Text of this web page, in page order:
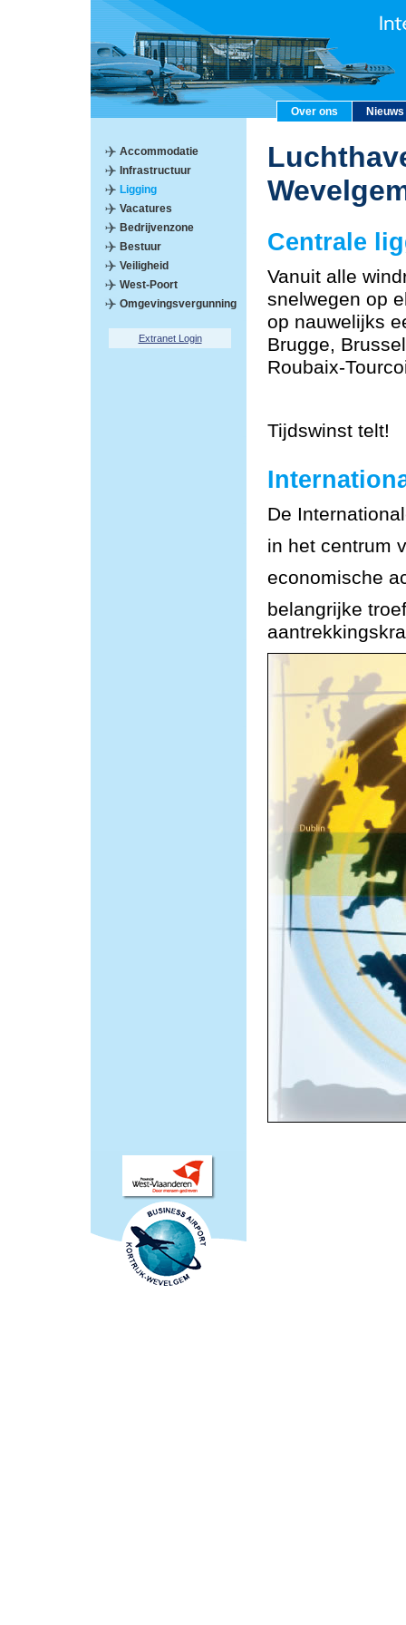
Over ons Nieuws
Accommodatie
Infrastructuur
Ligging
Vacatures
Bedrijvenzone
Bestuur
Veiligheid
West-Poort
Omgevingsvergunning
Extranet Login
Centrale
Vanuit alle
snelwegen op
op nauwelijks
Brugge,
Roubaix-
Tijdswinst telt!
De
in het centrum
economische
belangrijke